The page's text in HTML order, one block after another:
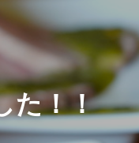
た！！